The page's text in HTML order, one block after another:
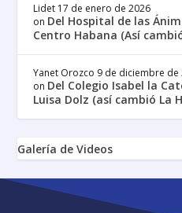
Lidet 17 de enero de 2026
on Del Hospital de las
Centro Habana (Así
Yanet Orozco 9 de diciembre de
on Del Colegio Isabel la
Luisa Dolz (así cambió La
Galería de Videos